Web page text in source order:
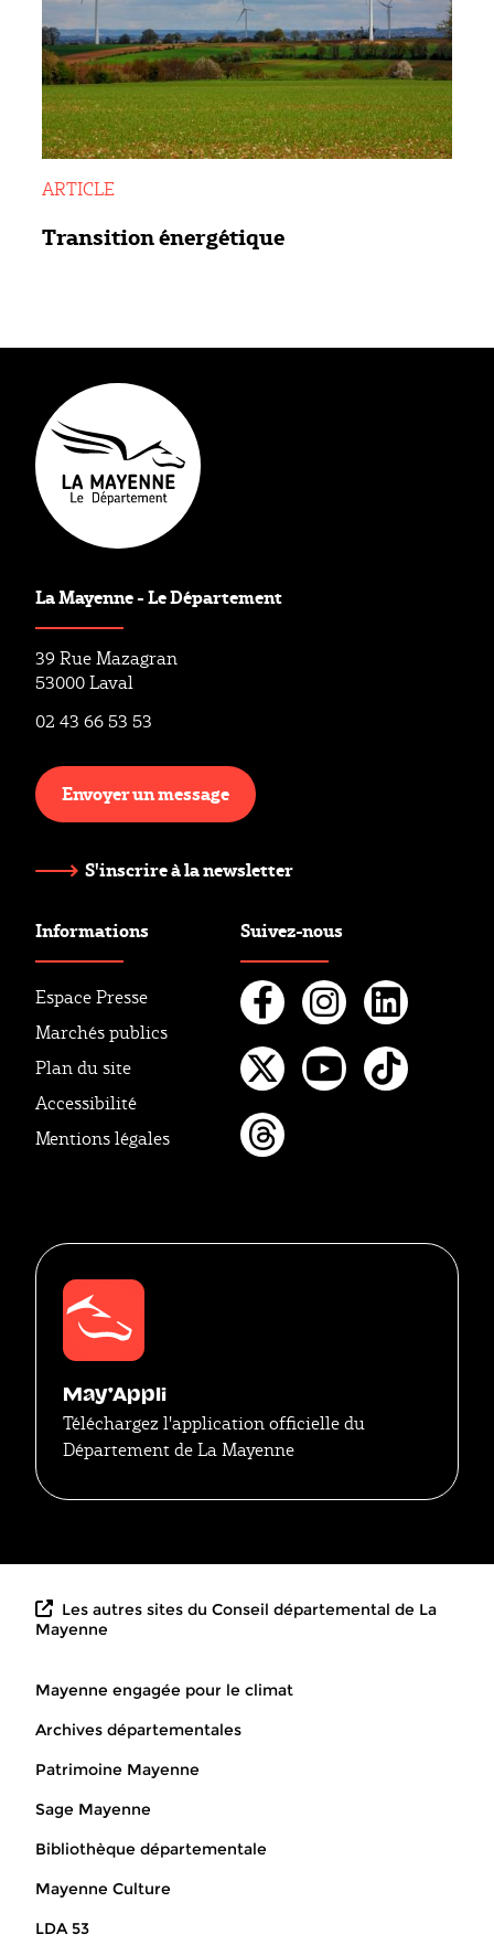
ARTICLE
Transition énergétique
La Mayenne - Le Département
39 Rue Mazagran
53000 Laval
02 43 66 53 53
Envoyer un message
S'inscrire à la newsletter
Informations
Espace Presse
Marchés publics
Plan du site
Accessibilité
Mentions légales
Suivez-nous
Facebook
Twitter
May'Appli
Téléchargez l'application officielle du
Département de La Mayenne
Les autres sites du Conseil départemental de La
Mayenne
Mayenne engagée pour le climat
Archives départementales
Patrimoine Mayenne
Sage Mayenne
Bibliothèque départementale
Mayenne Culture
LDA 53